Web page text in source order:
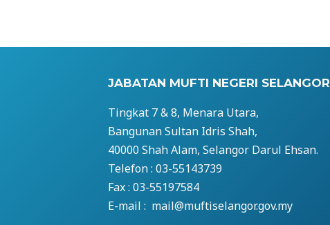
JABATAN MUFTI NEGERI SELANGOR
Tingkat 7 & 8, Menara Utara,
Bangunan Sultan Idris Shah,
40000 Shah Alam, Selangor Darul Ehsan.
Telefon : 03-55143739
Fax : 03-55197584
E-mail : mail@muftiselangor.gov.my